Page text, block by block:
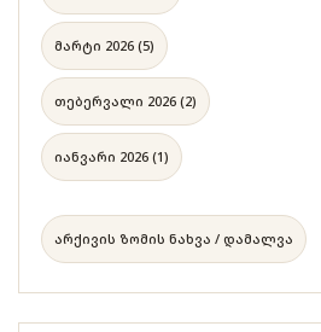
მარტი 2026 (5)
თებერვალი 2026 (2)
იანვარი 2026 (1)
არქივის ზომის ნახვა / დამალვა